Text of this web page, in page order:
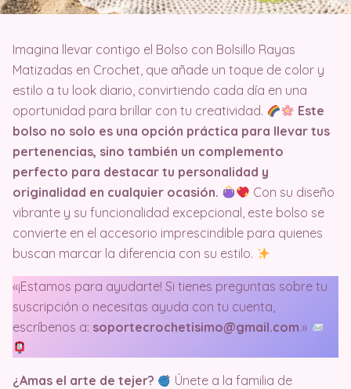
Imagina llevar contigo el Bolso con Bolsillo Rayas
Matizadas en Crochet, que añade un toque de color y
estilo a tu look diario, convirtiendo cada día en una
oportunidad para brillar con tu creatividad.
Este
bolso no solo es una opción práctica para llevar tus
pertenencias, sino también un complemento
perfecto para destacar tu personalidad y
originalidad en cualquier ocasión.
Con su diseño
vibrante y su funcionalidad excepcional, este bolso se
convierte en el accesorio imprescindible para quienes
buscan marcar la diferencia con su estilo.
«¡Estamos para ayudarte! Si tienes preguntas sobre tu
suscripción o necesitas ayuda con tu cuenta,
escríbenos a: soportecrochetisimo@gmail.com.»
¿Amas el arte de tejer?
Únete a la familia de